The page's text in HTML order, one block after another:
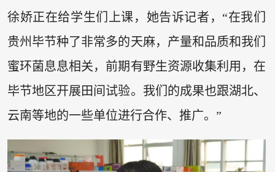
徐娇正在给学生们上课，她告诉记者，“在我们
贵州毕节种了非常多的天麻，产量和品质和我们
蜜环菌息息相关，前期有野生资源收集利用，在
毕节地区开展田间试验。我们的成果也跟湖北、
云南等地的一些单位进行合作、推广。”